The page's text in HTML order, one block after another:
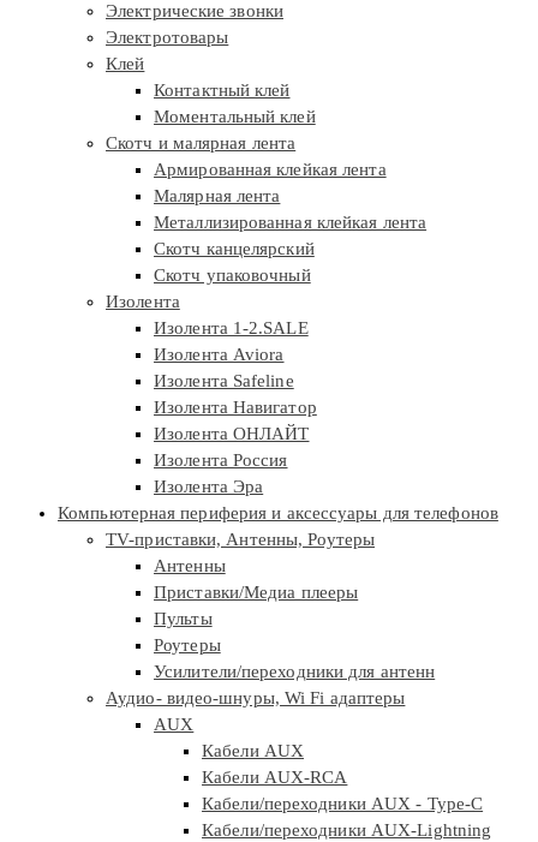
Электрические звонки
Электротовары
Клей
Контактный клей
Моментальный клей
Скотч и малярная лента
Армированная клейкая лента
Малярная лента
Металлизированная клейкая лента
Скотч канцелярский
Скотч упаковочный
Изолента
Изолента 1-2.SALE
Изолента Aviora
Изолента Safeline
Изолента Навигатор
Изолента ОНЛАЙТ
Изолента Россия
Изолента Эра
Компьютерная периферия и аксессуары для телефонов
TV-приставки, Антенны, Роутеры
Антенны
Приставки/Медиа плееры
Пульты
Роутеры
Усилители/переходники для антенн
Аудио- видео-шнуры, Wi Fi адаптеры
AUX
Кабели AUX
Кабели AUX-RCA
Кабели/переходники AUX - Type-C
Кабели/переходники AUX-Lightning